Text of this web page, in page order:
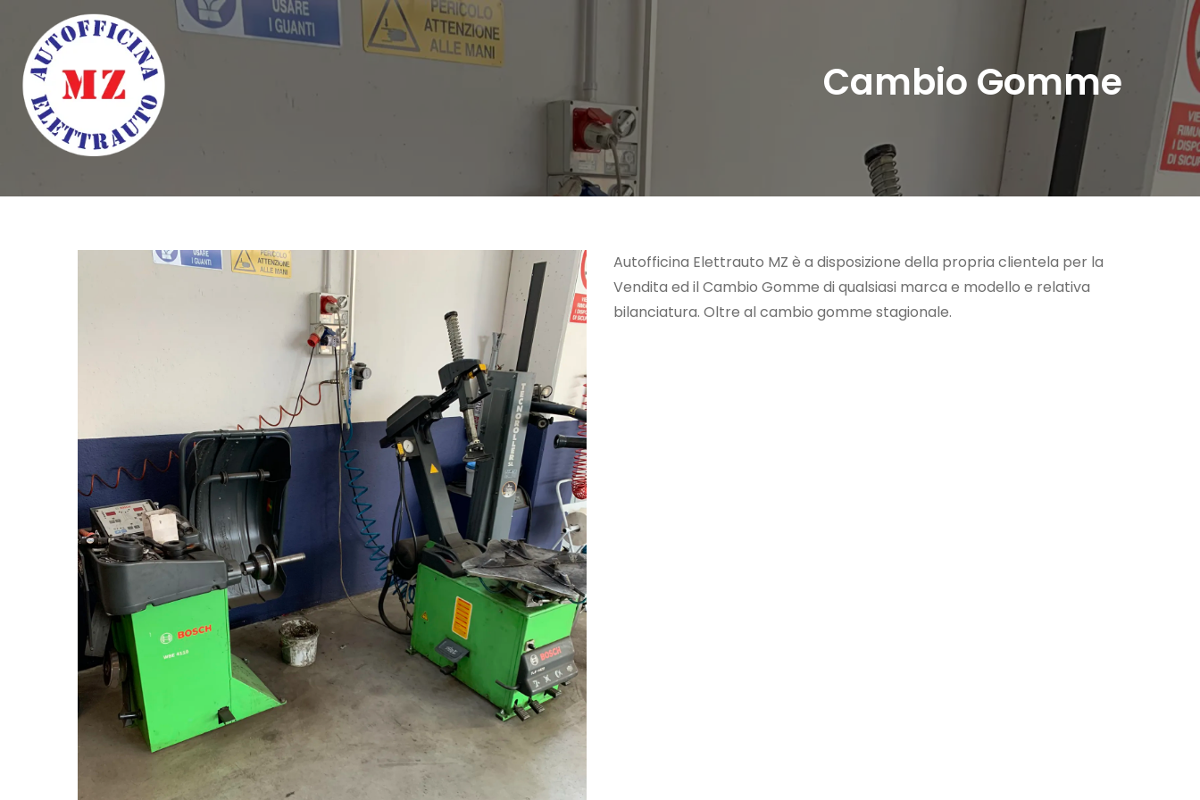
Cambio Gomme
Autofficina Elettrauto MZ è a disposizione della propria clientela per la
Vendita ed il Cambio Gomme di qualsiasi marca e modello e relativa
bilanciatura. Oltre al cambio gomme stagionale.